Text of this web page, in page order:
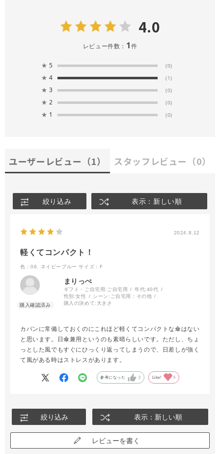
4.0
レビュー件数： 1件
★ 5 (0)
★ 4 (1)
★ 3 (0)
★ 2 (0)
★ 1 (0)
ユーザーレビュー （1） スタッフレビュー （0）
絞り込み 表示：新しい順
2024.8.12
軽くてコンパクト！
色：06. ネイビーブルー サイズ：F
まりっぺ
ギフト・ご自宅用: ご自宅用 年代:40代
性別:女性 シーン: ご自宅用：その他
購入の決めて: 大きさ
カバンに常備しておくのにこれほど軽くてコンパクトな傘はない
と思います。日傘兼用というのも素晴らしいです。ただし、ちょ
っとした風でもすぐにひっくり返ってしまうので、日差しが強く
て風がある時はストレスがあります。
参考になった 2 Like! 5
絞り込み 表示：新しい順
レビューを書く